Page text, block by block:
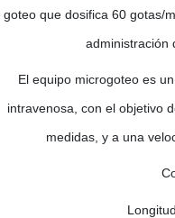
goteo que dosifica 60 gotas/
administración
El equipo microgoteo es
intravenosa, con el objetivo
medidas, y a una